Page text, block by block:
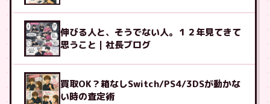
伸びる人と、そうでない人。１２年見てきて
思うこと｜社長ブログ
買取OK？箱なしSwitch/PS4/3DSが動かな
い時の査定術